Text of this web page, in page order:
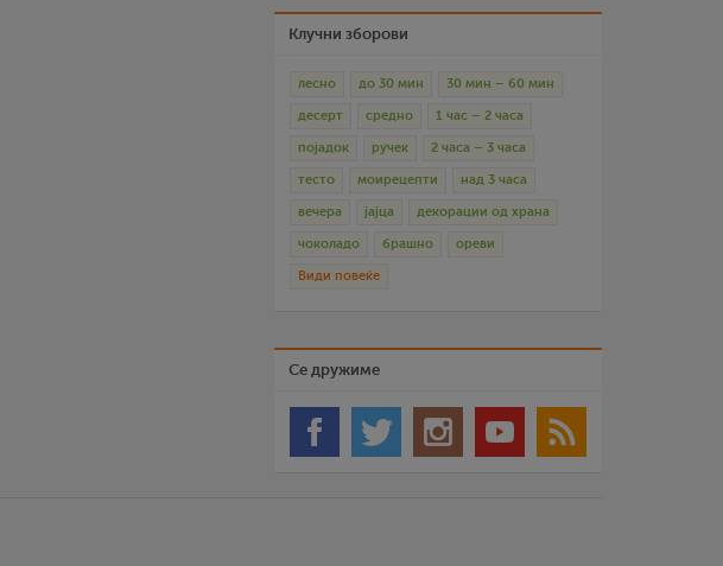
Клучни зборови
лесно до 30 мин 30 мин – 60 мин
десерт средно 1 час – 2 часа
појадок ручек 2 часа – 3 часа
тесто моирецепти над 3 часа
вечера јајца декорации од храна
чоколадо брашно ореви
Види повеќе
Се дружиме